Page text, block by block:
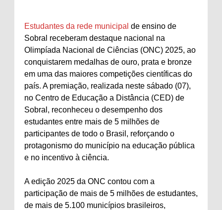
Estudantes da rede municipal de ensino de
Sobral receberam destaque nacional na
Olimpíada Nacional de Ciências (ONC) 2025, ao
conquistarem medalhas de ouro, prata e bronze
em uma das maiores competições científicas do
país. A premiação, realizada neste sábado (07),
no Centro de Educação a Distância (CED) de
Sobral, reconheceu o desempenho dos
estudantes entre mais de 5 milhões de
participantes de todo o Brasil, reforçando o
protagonismo do município na educação pública
e no incentivo à ciência.
A edição 2025 da ONC contou com a
participação de mais de 5 milhões de estudantes,
de mais de 5.100 municípios brasileiros,